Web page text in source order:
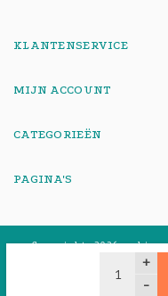
+
-
KLANTENSERVICE
MIJN ACCOUNT
CATEGORIEËN
PAGINA'S
© Copyright 2026